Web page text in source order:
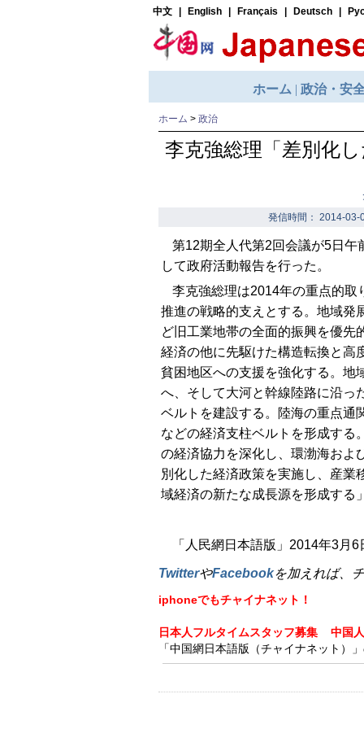
ホーム > 政治
李克強総理「差別化
発信時間： 2014-
第12期全人代第2回会議が5日午
して政府活動報告を行った。
李克強総理は2014年の重点的取
推進の戦略的支えとする。地域発
ど旧工業地帯の全面的振興を優先
経済の他に先駆けた構造転換と高
貧困地区への支援を強化する。地
へ、そして大河と幹線陸路に沿っ
ベルトを建設する。陸海の重点通
などの経済支柱ベルトを形成する
の経済協力を深化し、環渤海およ
別化した経済政策を実施し、産業
域経済の新たな成長源を形成する
「人民網日本語版」2014年3月6
TwitterやFacebookを加えれば、
iphoneでもチャイナネット！
日本人フルタイムスタッフ募集
中国
「中国網日本語版（チャイナネット）